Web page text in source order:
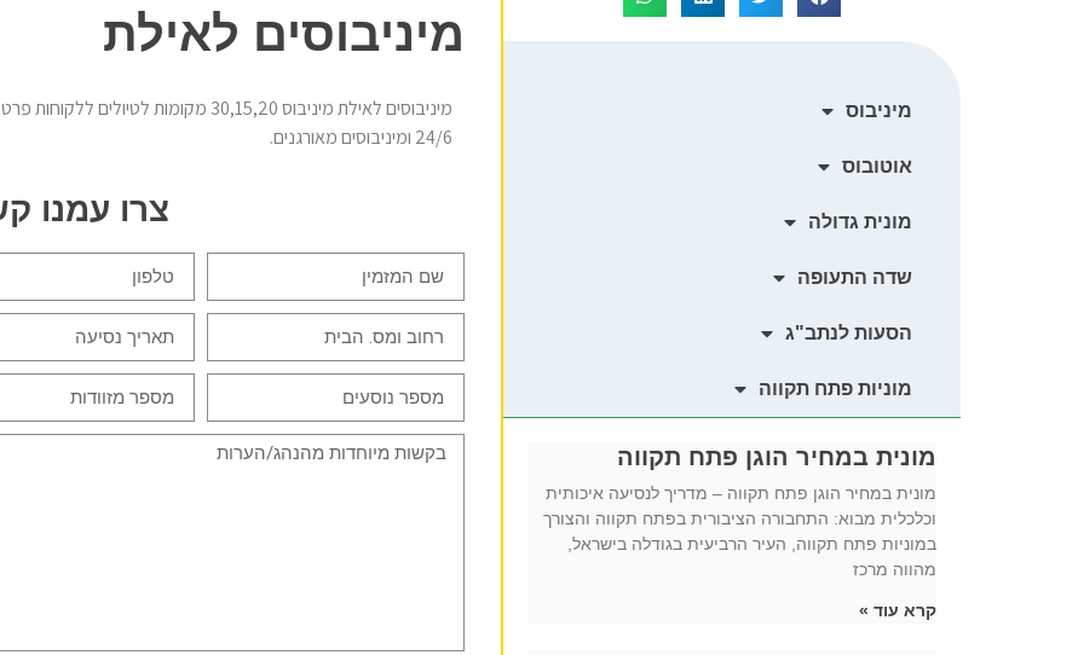
מיניבוס
אוטובוס
מונית גדולה
שדה התעופה
הסעות לנתב"ג
מוניות פתח תקווה
מונית במחיר הוגן פתח תקווה
מונית במחיר הוגן פתח תקווה – מדריך לנסיעה איכותית
וכלכלית מבוא: התחבורה הציבורית בפתח תקווה והצורך
במוניות פתח תקווה, העיר הרביעית בגודלה בישראל,
מהווה מרכז
קרא עוד »
מיניבוסים לאילת
מיניבוסים לאילת מיניבוס 30,15,20 מקומות לטיולים ללקוחות פרטיים וחברות.
24/6 ומיניבוסים מאורגנים.
צרו עמנו